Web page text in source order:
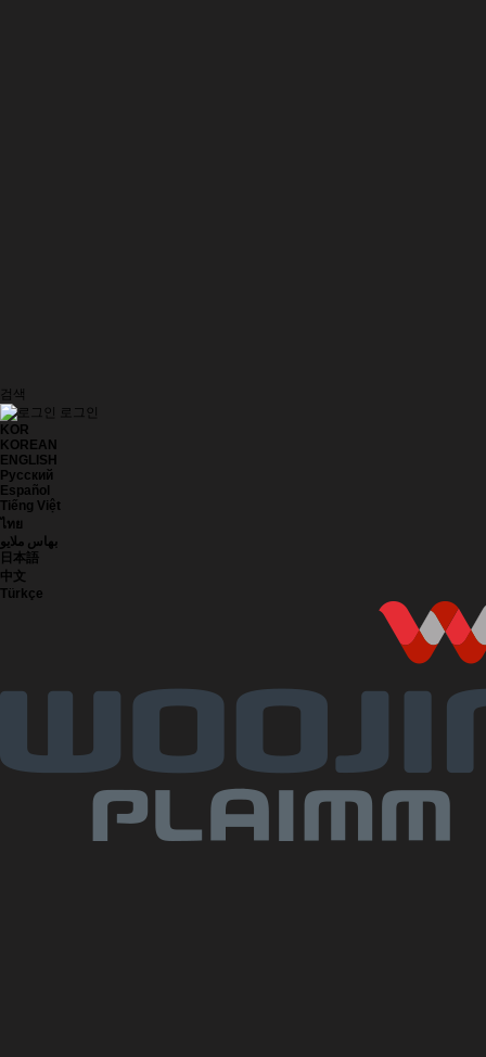
검색
로그인
KOR
KOREAN
ENGLISH
Русский
Español
Tiếng Việt
ไทย
بهاس ملايو
日本語
中文
Türkçe